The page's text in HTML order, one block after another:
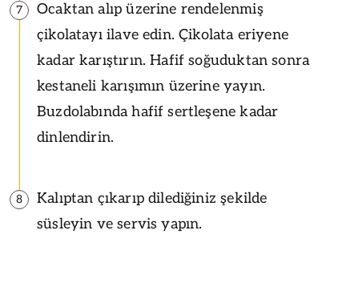
7
Ocaktan alıp üzerine rendelenmiş
çikolatayı ilave edin. Çikolata eriyene
kadar karıştırın. Hafif soğuduktan sonra
kestaneli karışımın üzerine yayın.
Buzdolabında hafif sertleşene kadar
dinlendirin.
8
Kalıptan çıkarıp dilediğiniz şekilde
süsleyin ve servis yapın.